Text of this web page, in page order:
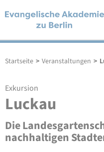
Startseite > Veranstaltungen >
Exkursion
Luckau
Die
nachhaltigen